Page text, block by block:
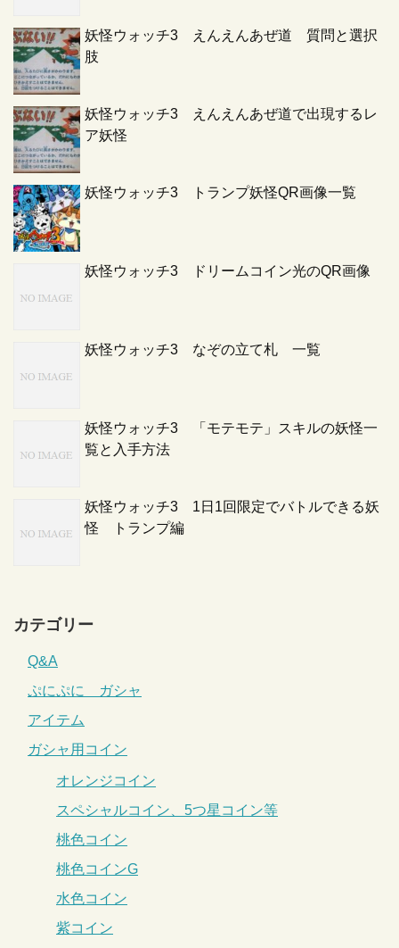
妖怪ウォッチ3 えんえんあぜ道 質問と選択
肢
妖怪ウォッチ3 えんえんあぜ道で出現するレ
ア妖怪
妖怪ウォッチ3 トランプ妖怪QR画像一覧
妖怪ウォッチ3 ドリームコイン光のQR画像
妖怪ウォッチ3 なぞの立て札 一覧
妖怪ウォッチ3 「モテモテ」スキルの妖怪一
覧と入手方法
妖怪ウォッチ3 1日1回限定でバトルできる妖
怪 トランプ編
カテゴリー
Q&A
ぷにぷに ガシャ
アイテム
ガシャ用コイン
オレンジコイン
スペシャルコイン、5つ星コイン等
桃色コイン
桃色コインG
水色コイン
紫コイン